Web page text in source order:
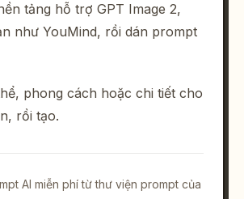
tảng hỗ trợ GPT Image 2,
như YouMind, rồi dán prompt
phong cách hoặc chi tiết cho
rồi tạo.
AI miễn phí từ thư viện prompt của